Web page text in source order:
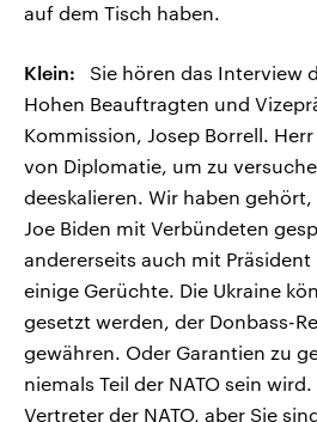
auf dem Tisch haben.
Klein: Sie hören das Interview
Hohen Beauftragten und
Kommission, Josep Borrell.
von Diplomatie, um zu
deeskalieren. Wir haben gehört,
Joe Biden mit Verbündeten
andererseits auch mit
einige Gerüchte. Die Ukraine
gesetzt werden, der Donbass-
gewähren. Oder Garantien zu
niemals Teil der NATO sein
Vertreter der NATO, aber Sie